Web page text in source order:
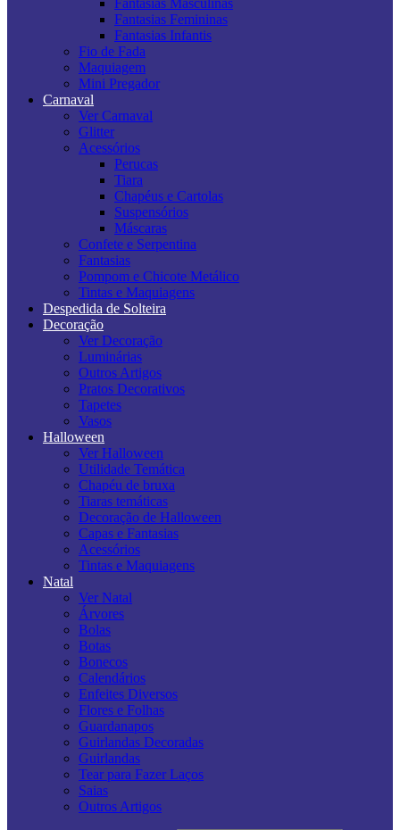
Fantasias Masculinas
Fantasias Femininas
Fantasias Infantis
Fio de Fada
Maquiagem
Mini Pregador
Carnaval
Ver Carnaval
Glitter
Acessórios
Perucas
Tiara
Chapéus e Cartolas
Suspensórios
Máscaras
Confete e Serpentina
Fantasias
Pompom e Chicote Metálico
Tintas e Maquiagens
Despedida de Solteira
Decoração
Ver Decoração
Luminárias
Outros Artigos
Pratos Decorativos
Tapetes
Vasos
Halloween
Ver Halloween
Utilidade Temática
Chapéu de bruxa
Tiaras temáticas
Decoração de Halloween
Capas e Fantasias
Acessórios
Tintas e Maquiagens
Natal
Ver Natal
Árvores
Bolas
Botas
Bonecos
Calendários
Enfeites Diversos
Flores e Folhas
Guardanapos
Guirlandas Decoradas
Guirlandas
Tear para Fazer Laços
Saias
Outros Artigos